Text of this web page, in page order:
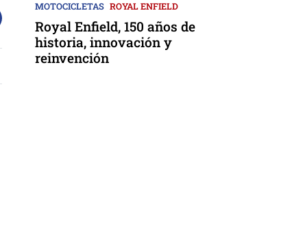
MOTOCICLETAS ROYAL ENFIELD
Royal Enfield, 150 años de
historia, innovación y
reinvención